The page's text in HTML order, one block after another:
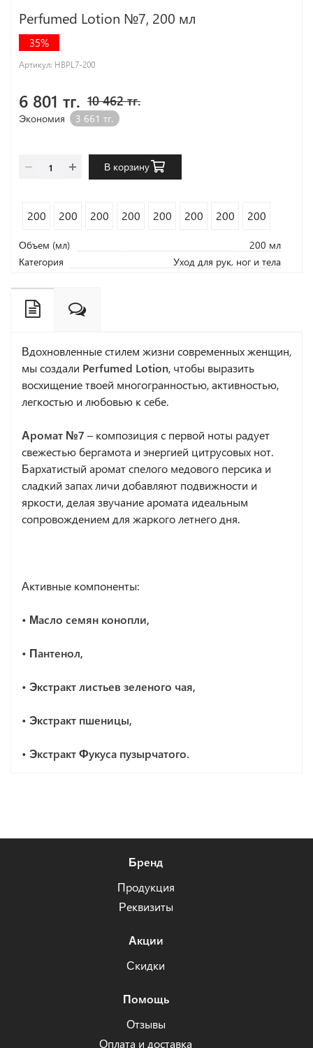
Perfumed Lotion №7, 200 мл
35%
Артикул: HBPL7-200
6 801 тг. 10 462 тг.
Экономия 3 661 тг.
В корзину
200 200 200 200 200 200 200 200
Объем (мл)
200 мл
Категория
Уход для рук, ног и тела
Вдохновленные стилем жизни современных женщин,
мы создали Perfumed Lotion, чтобы выразить
восхищение твоей многогранностью, активностью,
легкостью и любовью к себе.
Аромат №7 – композиция с первой ноты радует
свежестью бергамота и энергией цитрусовых нот.
Бархатистый аромат спелого медового персика и
сладкий запах личи добавляют подвижности и
яркости, делая звучание аромата идеальным
сопровождением для жаркого летнего дня.
Активные компоненты:
• Масло семян конопли,
• Пантенол,
• Экстракт листьев зеленого чая,
• Экстракт пшеницы,
• Экстракт Фукуса пузырчатого.
Бренд
Продукция
Реквизиты
Акции
Скидки
Помощь
Отзывы
Оплата и доставка